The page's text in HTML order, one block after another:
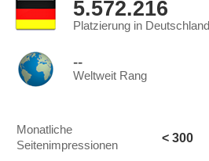
5.572.216
Platzierung in Deutschland
--
Weltweit Rang
Monatliche
Seitenimpressionen
< 300